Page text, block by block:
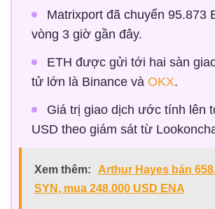
Matrixport đã chuyển 95.873
vòng 3 giờ gần đây.
ETH được gửi tới hai sàn
tử lớn là Binance và OKX.
Giá trị giao dịch ước tính lên
USD theo giám sát từ
Xem thêm:
Arthur Hayes bán
SYN, mua 248.000 USD ENA